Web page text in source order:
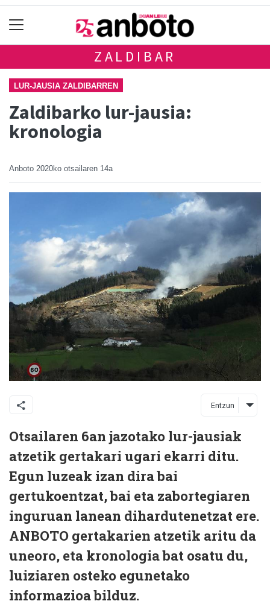
ZALDIBAR
LUR-JAUSIA ZALDIBARREN
Zaldibarko lur-jausia:
kronologia
Anboto 2020ko otsailaren 14a
Entzun
Otsailaren 6an jazotako lur-jausiak
atzetik gertakari ugari ekarri ditu.
Egun luzeak izan dira bai
gertukoentzat, bai eta zabortegiaren
inguruan lanean dihardutenetzat ere.
ANBOTO gertakarien atzetik aritu da
uneoro, eta kronologia bat osatu du,
luiziaren osteko egunetako
informazioa bilduz.